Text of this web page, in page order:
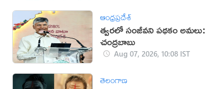
ఆంధ్రప్రదేశ్
త్వరలో సంజీవని పథకం అమలు:
చంద్రబాబు
Aug 07, 2026, 10:08 IST
తెలంగాణ